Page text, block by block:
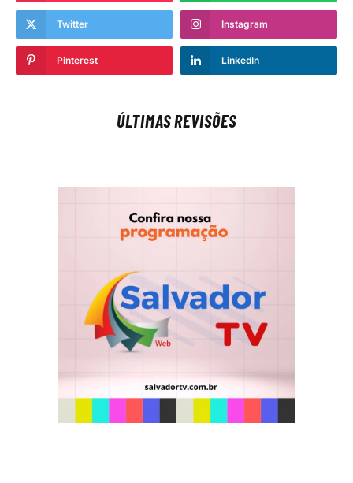
Twitter Instagram
Pinterest LinkedIn
ÚLTIMAS REVISÕES